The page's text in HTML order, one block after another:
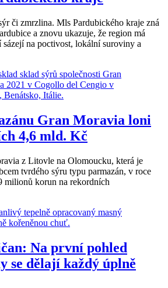
či zmrzlina. Mls Pardubického kraje zná
a znovu ukazuje, že region má
na poctivost, lokální suroviny a
Gran Moravia loni
4,6 mld. Kč
z Litovle na Olomoucku, která je
tvrdého sýru typu parmazán, v roce
milionů korun na rekordních
Na první pohled
se dělají každý úplně